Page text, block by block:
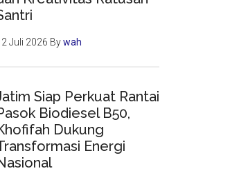
Juli 2026 Bywah
Siap Perkuat Rantai
Biodiesel B50,
Dukung
Energi